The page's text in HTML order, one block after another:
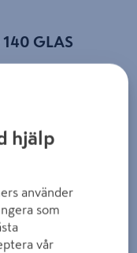
GLAS
hjälp
använder
som
vår